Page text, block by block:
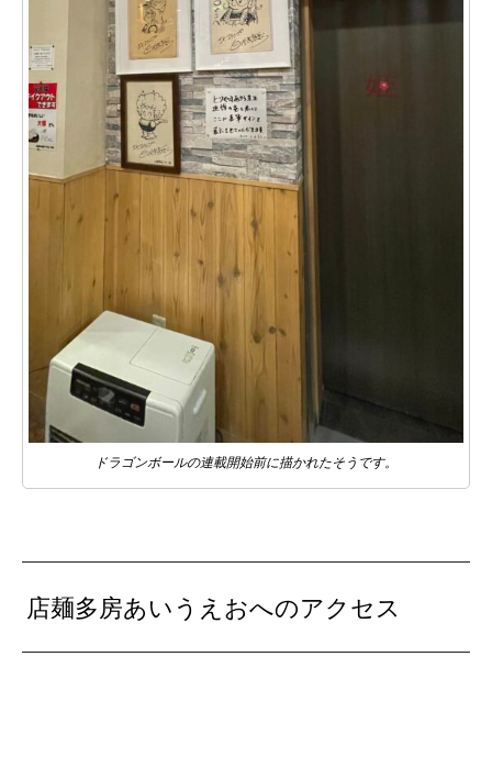
ドラゴンボールの連載開始前に描かれたそうです。
店麺多房あいうえおへのアクセス